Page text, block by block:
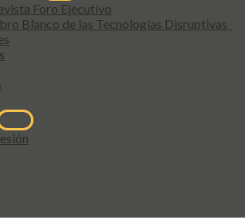
Foro Ejecutivo
Blanco de las Tecnologías Disruptivas